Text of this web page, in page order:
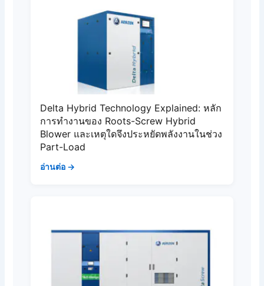
Delta Hybrid Technology Explained: หลัก
การทำงานของ Roots-Screw Hybrid
Blower และเหตุใดจึงประหยัดพลังงานในช่วง
Part-Load
อ่านต่อ →